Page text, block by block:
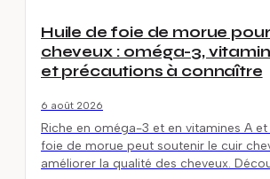
Huile de foie de morue
cheveux : oméga-3,
et précautions à connaître
6 août 2026
Riche en oméga-3 et en vitamines A et
foie de morue peut soutenir le cuir
améliorer la qualité des cheveux.